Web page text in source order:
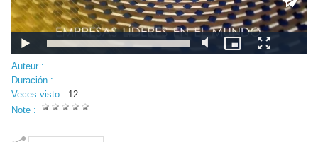
Auteur :
Duración :
Veces visto : 12
Note :